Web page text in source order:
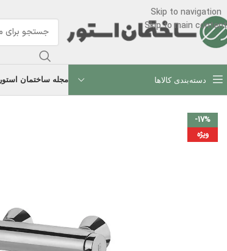
Skip to navigation
Skip to main content
دسته‌بندی کالاها مجله ساختمان استور
-17%
ویژه